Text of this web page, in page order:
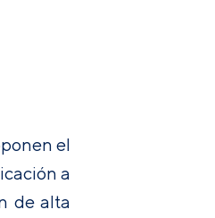
el
a
de alta